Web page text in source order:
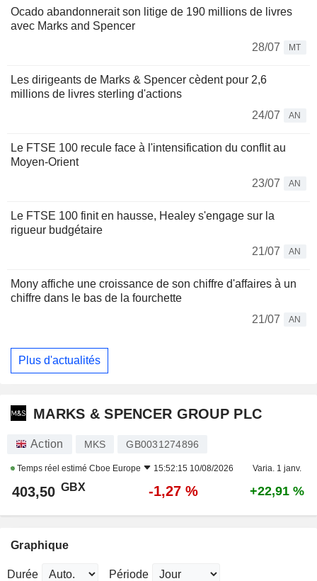
Ocado abandonnerait son litige de 190 millions de livres
avec Marks and Spencer
28/07
MT
Les dirigeants de Marks & Spencer cèdent pour 2,6
millions de livres sterling d'actions
24/07
AN
Le FTSE 100 recule face à l'intensification du conflit au
Moyen-Orient
23/07
AN
Le FTSE 100 finit en hausse, Healey s'engage sur la
rigueur budgétaire
21/07
AN
Mony affiche une croissance de son chiffre d'affaires à un
chiffre dans le bas de la fourchette
21/07
AN
Plus d'actualités
MARKS & SPENCER GROUP PLC
Action MKS GB0031274896
Temps réel estimé Cboe Europe 15:52:15 10/08/2026 Varia. 1 janv.
403,50 GBX -1,27 % +22,91 %
Graphique
Durée Période